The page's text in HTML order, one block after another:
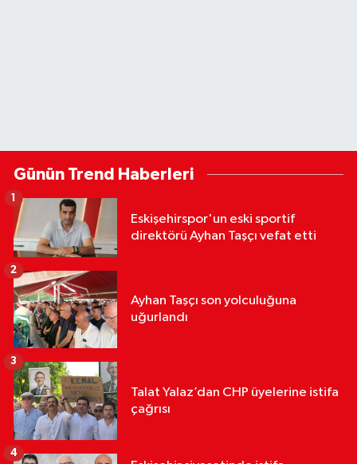
Günün Trend Haberleri
Eskişehirspor'un eski sportif
direktörü Ayhan Taşçı vefat etti
1
Ayhan Taşçı son yolculuğuna
uğurlandı
2
Talat Yalaz’dan CHP üyelerine istifa
çağrısı
3
4